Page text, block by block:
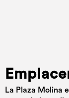
La Plaza Molina